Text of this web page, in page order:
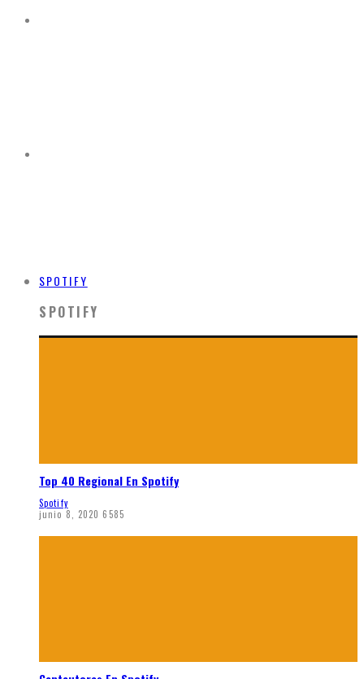
SPOTIFY
SPOTIFY
Top 40 Regional En Spotify
Spotify
junio 8, 2020 6585